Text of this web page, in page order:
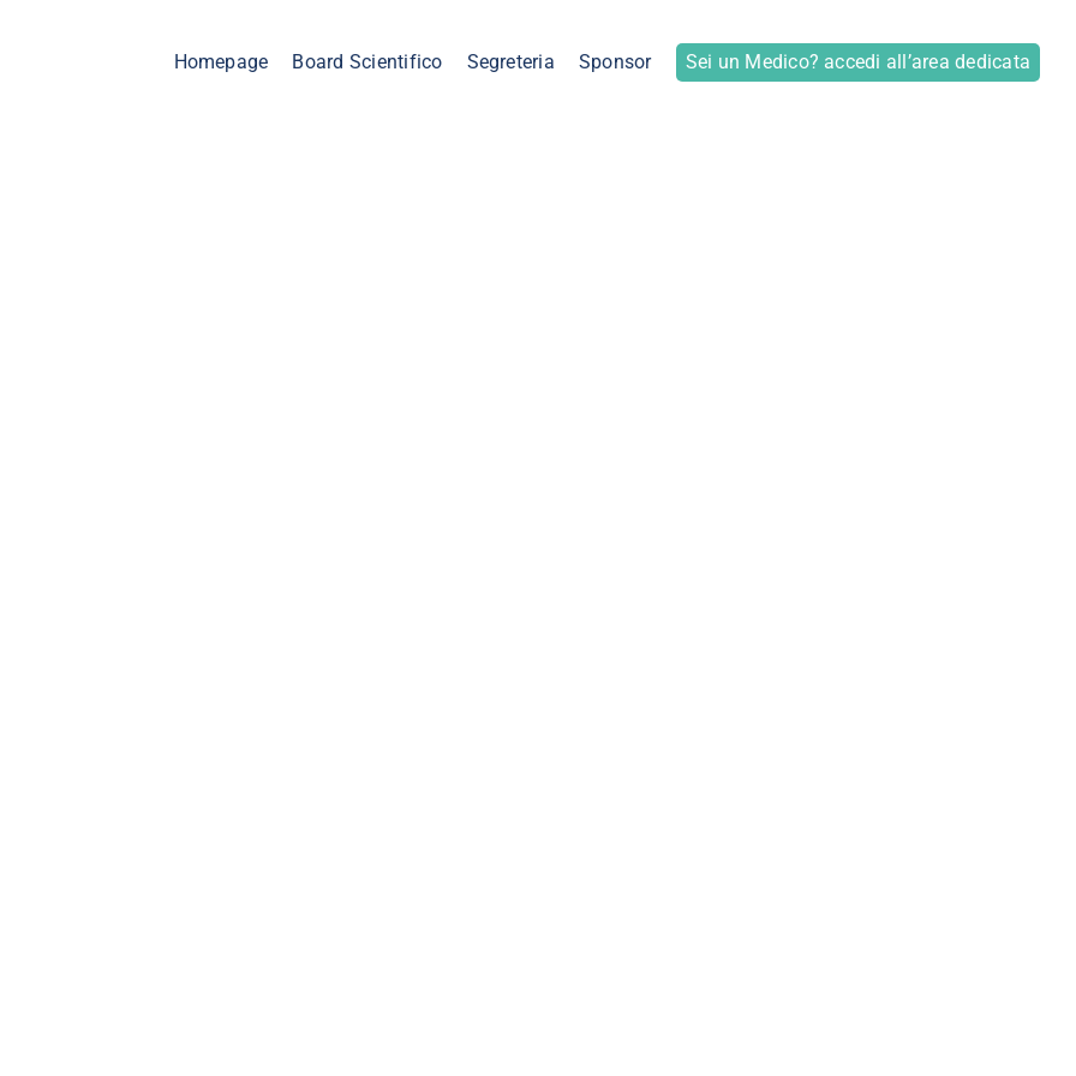
Homepage Board Scientifico Segreteria Sponsor Sei un Medico? accedi all’area dedicata